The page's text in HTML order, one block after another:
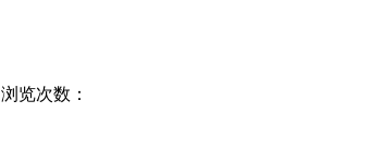
浏览次数：